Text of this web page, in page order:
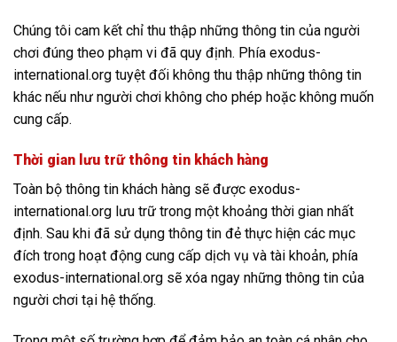
Chúng tôi cam kết chỉ thu thập những thông tin của người
chơi đúng theo phạm vi đã quy định. Phía exodus-
international.org tuyệt đối không thu thập những thông tin
khác nếu như người chơi không cho phép hoặc không muốn
cung cấp.
Thời gian lưu trữ thông tin khách hàng
Toàn bộ thông tin khách hàng sẽ được exodus-
international.org lưu trữ trong một khoảng thời gian nhất
định. Sau khi đã sử dụng thông tin đẻ thực hiện các mục
đích trong hoạt động cung cấp dịch vụ và tài khoản, phía
exodus-international.org sẽ xóa ngay những thông tin của
người chơi tại hệ thống.